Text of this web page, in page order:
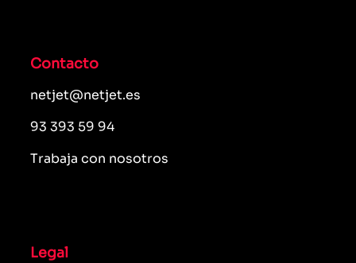
Contacto
netjet@netjet.es
93 393 59 94
Trabaja con nosotros
Legal